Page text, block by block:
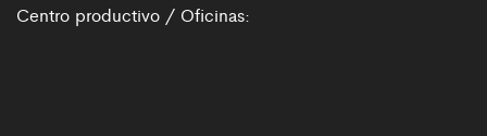
Centro productivo / Oficinas: